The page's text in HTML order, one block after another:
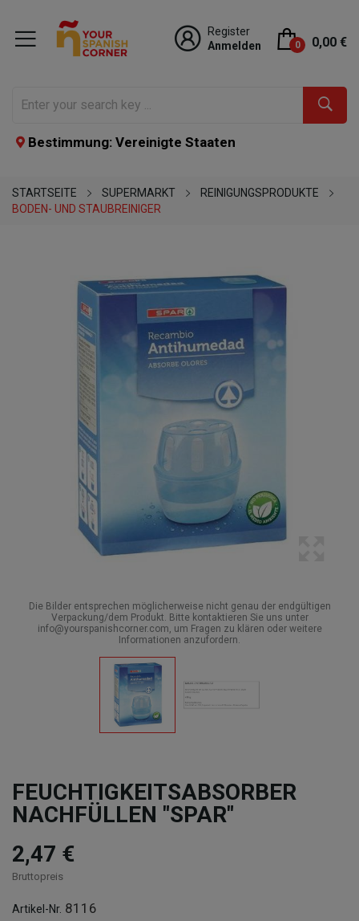
Register
Anmelden
0 0,00 €
Bestimmung: Vereinigte Staaten
STARTSEITE SUPERMARKT
REINIGUNGSPRODUKTE
BODEN- UND STAUBREINIGER
Die Bilder entsprechen möglicherweise nicht genau der endgültigen
Verpackung/dem Produkt. Bitte kontaktieren Sie uns unter
info@yourspanishcorner.com, um Fragen zu klären oder weitere
Informationen anzufordern.
FEUCHTIGKEITSABSORBER
NACHFÜLLEN "SPAR"
2,47 €
Bruttopreis
Artikel-Nr. 8116